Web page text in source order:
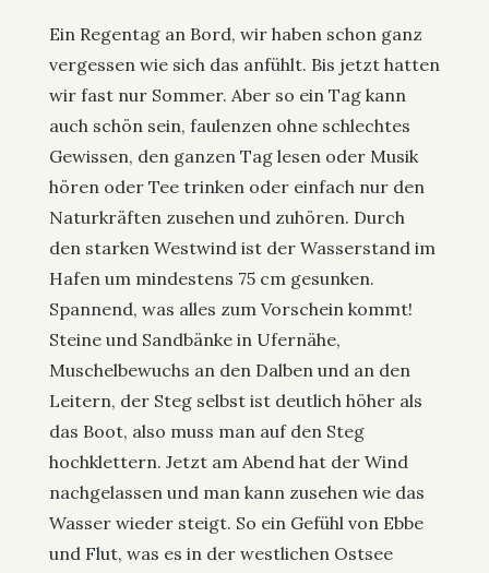
Ein Regentag an Bord, wir haben schon ganz
vergessen wie sich das anfühlt. Bis jetzt hatten
wir fast nur Sommer. Aber so ein Tag kann
auch schön sein, faulenzen ohne schlechtes
Gewissen, den ganzen Tag lesen oder Musik
hören oder Tee trinken oder einfach nur den
Naturkräften zusehen und zuhören. Durch
den starken Westwind ist der Wasserstand im
Hafen um mindestens 75 cm gesunken.
Spannend, was alles zum Vorschein kommt!
Steine und Sandbänke in Ufernähe,
Muschelbewuchs an den Dalben und an den
Leitern, der Steg selbst ist deutlich höher als
das Boot, also muss man auf den Steg
hochklettern. Jetzt am Abend hat der Wind
nachgelassen und man kann zusehen wie das
Wasser wieder steigt. So ein Gefühl von Ebbe
und Flut, was es in der westlichen Ostsee